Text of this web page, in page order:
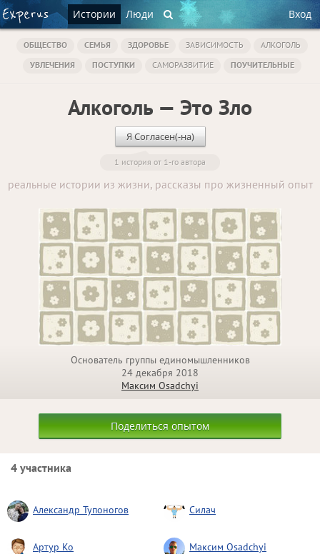
Истории Люди Вход
ОБЩЕСТВО СЕМЬЯ ЗДОРОВЬЕ ЗАВИСИМОСТЬ
АЛКОГОЛЬ
УВЛЕЧЕНИЯ
ПОСТУПКИ САМОРАЗВИТИЕ ПОУЧИТЕЛЬНЫЕ
Алкоголь — Это Зло
Я Согласен(-на)
1 история от 1-го автора
реальные истории из жизни, рассказы про жизненный опыт
Основатель группы единомышленников
24 декабря 2018
Максим Osadchyi
Поделиться опытом
4 участника
Александр Тупоногов Силач
Артур Ко Максим Osadchyi